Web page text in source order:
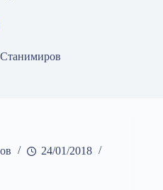
24/01/2018